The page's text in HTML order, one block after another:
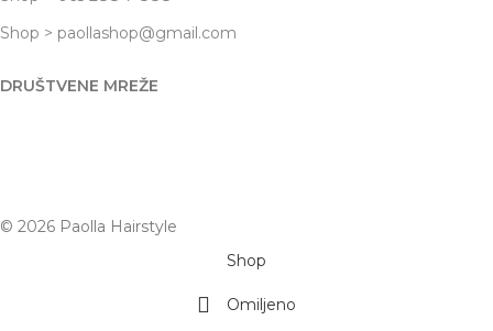
Shop > paollashop@gmail.com
DRUŠTVENE MREŽE
© 2026 Paolla Hairstyle
Shop
Omiljeno